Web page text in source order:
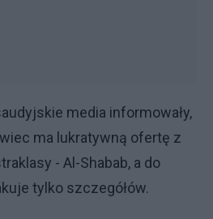
media informowały,
ma lukratywną ofertę z
- Al-Shabab, a do
tylko szczegółów.